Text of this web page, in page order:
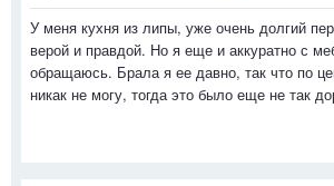
У меня кухня из липы, уже очень долгий
верой и правдой. Но я еще и аккуратно с
обращаюсь. Брала я ее давно, так что по
никак не могу, тогда это было еще не так